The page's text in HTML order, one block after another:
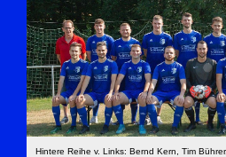
Hintere Reihe v. Links: Bernd Kern, Tim